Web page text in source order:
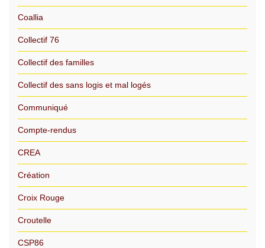
Coallia
Collectif 76
Collectif des familles
Collectif des sans logis et mal logés
Communiqué
Compte-rendus
CREA
Création
Croix Rouge
Croutelle
CSP86